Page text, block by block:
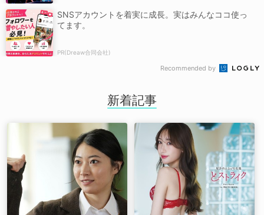
SNSアカウントを着実に成長。実はみんなココ使っ
てます。
PR(Dreaw合同会社)
Recommended by
新着記事